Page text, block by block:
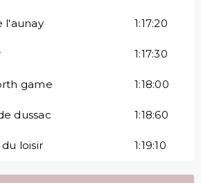
l'aunay 1:17:20
1:17:30
game 1:18:00
dussac 1:18:60
loisir 1:19:10